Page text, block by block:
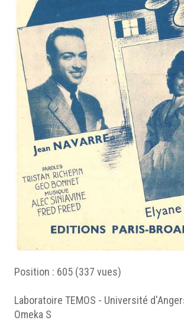
Position : 605 (337 vues)
Laboratoire TEMOS - Université
Omeka S